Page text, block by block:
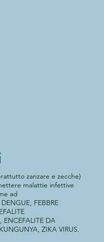
zanzare e zecche)
malattie infettive
ad
DENGUE, FEBBRE
, ENCEFALITE DA
, ZIKA VIRUS.